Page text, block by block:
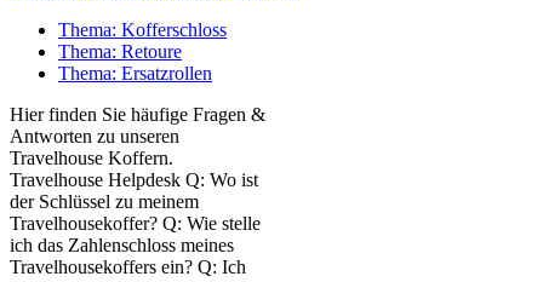
Thema: Kofferschloss
Thema: Retoure
Thema: Ersatzrollen
Hier finden Sie häufige Fragen &
Antworten zu unseren
Travelhouse Koffern.
Travelhouse Helpdesk Q: Wo ist
der Schlüssel zu meinem
Travelhousekoffer? Q: Wie stelle
ich das Zahlenschloss meines
Travelhousekoffers ein? Q: Ich